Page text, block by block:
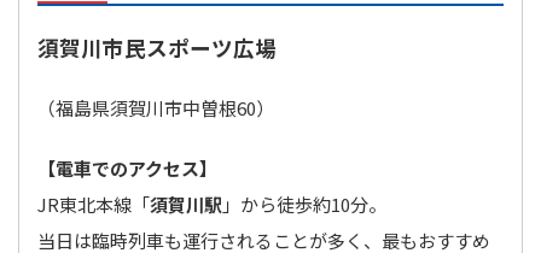
須賀川市民スポーツ広場
（福島県須賀川市中曽根60）
【電車でのアクセス】
JR東北本線「須賀川駅 」から徒歩約10分。
当日は臨時列車も運行されることが多く、最もおすすめ